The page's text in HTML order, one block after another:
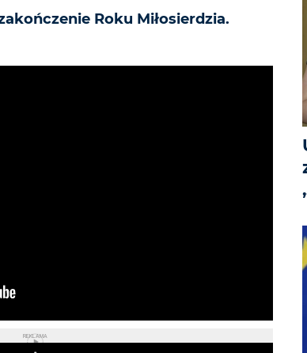
Roku Miłosierdzia.
REKLAMA